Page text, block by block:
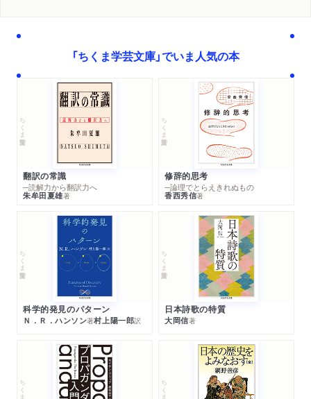
「ちくま学芸文庫」でいま人気の本
ちくま学芸文庫
翻訳の常識
─読解力から翻訳力へ
朱牟田夏雄著
ちくま学芸文庫
修辞的思考
─論理でとらえきれぬもの
香西秀信著
ちくま学芸文庫
科学的発見のパターン
Ｎ．Ｒ．ハンソン著村上陽一郎訳
ちくま学芸文庫
日本詩歌の特質
大岡信著
ちくま学芸文庫 ちくま学芸文庫